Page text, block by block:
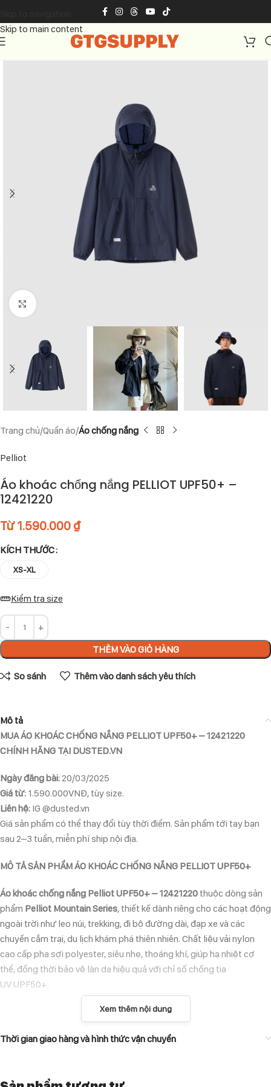
Skip to main content
Click to enlarge
Trang chủ Quần áo Áo chống nắng
Pelliot
Áo khoác chống nắng PELLIOT UPF50+ –
12421220
Từ1.590.000 ₫
KÍCH THƯỚC
XS-XL
Kiểm tra size
THÊM VÀO GIỎ HÀNG
So sánh Thêm vào danh sách yêu thích
Mô tả
MUA ÁO KHOÁC CHỐNG NẮNG PELLIOT UPF50+ – 12421220
CHÍNH HÃNG TẠI DUSTED.VN
Ngày đăng bài:20/03/2025
Giá từ: 1.590.000VNĐ, tùy size.
Liên hệ: IG @dusted.vn
Giá sản phẩm có thể thay đổi tùy thời điểm. Sản phẩm tới tay bạn
sau 2–3 tuần, miễn phí ship nội địa.
MÔ TẢ SẢN PHẨM ÁO KHOÁC CHỐNG NẮNG PELLIOT UPF50+
Áo khoác chống nắng Pelliot UPF50+ – 12421220 thuộc dòng sản
phẩm Pelliot Mountain Series, thiết kế dành riêng cho các hoạt động
ngoài trời như leo núi, trekking, đi bộ đường dài, đạp xe và các
chuyến cắm trại, du lịch khám phá thiên nhiên. Chất liệu vải nylon
cao cấp pha sợi polyester, siêu nhẹ, thoáng khí, giúp hạ nhiệt cơ
thể, đồng thời bảo vệ làn da hiệu quả với chỉ số chống tia
UV UPF50+.
ĐẶC ĐIỂM NỔI BẬT CỦA ÁO KHOÁC CHỐNG NẮNG PELLIOT
Chất liệu vải siêu nhẹ, thoáng khí
Xem thêm nội dung
Thời gian giao hàng và hình thức vận chuyển